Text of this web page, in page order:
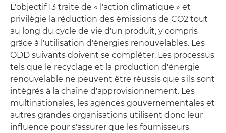
L'objectif 13 traite de « l'action climatique » et
privilégie la réduction des émissions de CO2 tout
au long du cycle de vie d'un produit, y compris
grâce à l'utilisation d'énergies renouvelables. Les
ODD suivants doivent se compléter. Les processus
tels que le recyclage et la production d'énergie
renouvelable ne peuvent être réussis que s'ils sont
intégrés à la chaîne d'approvisionnement. Les
multinationales, les agences gouvernementales et
autres grandes organisations utilisent donc leur
influence pour s'assurer que les fournisseurs